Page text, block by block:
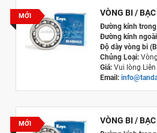
MỚI VÒNG BI /
Đường kính trong
Đường kính
Độ dày vòng bi
Chủng Loại:
Giá:Vui lòng Liên
Email:
MỚI VÒNG BI /